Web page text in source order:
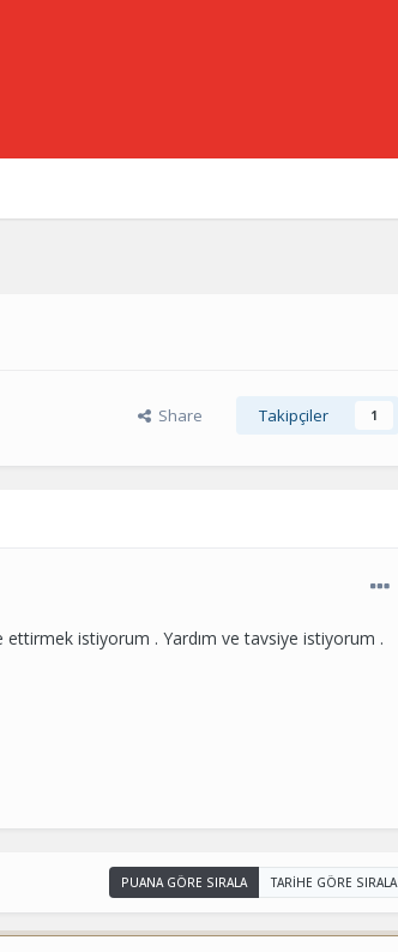
Share Takipçiler 1
istiyorum . Yardım ve tavsiye istiyorum .
PUANA GÖRE SIRALA TARIHE GÖRE SIRALA